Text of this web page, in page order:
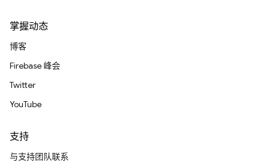
掌握动态
博客
Firebase 峰会
Twitter
YouTube
支持
与支持团队联系